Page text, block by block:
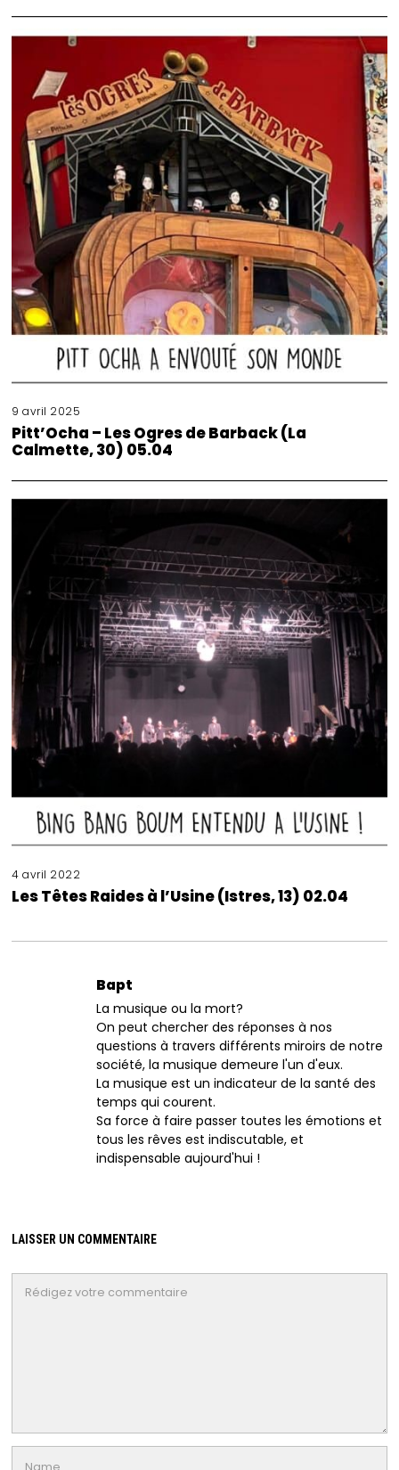
9 avril 2025
Pitt’Ocha – Les Ogres de Barback (La
Calmette, 30) 05.04
4 avril 2022
Les Têtes Raides à l’Usine (Istres, 13) 02.04
Bapt
La musique ou la mort?
On peut chercher des réponses à nos
questions à travers différents miroirs de notre
société, la musique demeure l'un d'eux.
La musique est un indicateur de la santé des
temps qui courent.
Sa force à faire passer toutes les émotions et
tous les rêves est indiscutable, et
indispensable aujourd'hui !
LAISSER UN COMMENTAIRE